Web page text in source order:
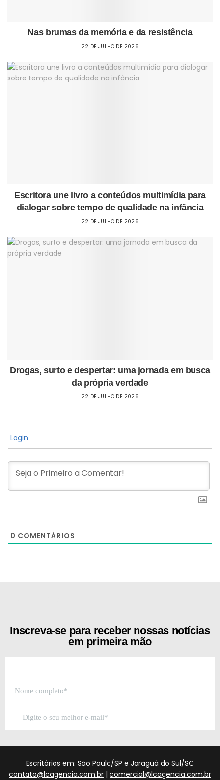
Nas brumas da memória e da resistência
22 DE JULHO DE 2026
Escritora une livro a conteúdos multimídia para
dialogar sobre tempo de qualidade na infância
22 DE JULHO DE 2026
Drogas, surto e despertar: uma jornada em busca
da própria verdade
22 DE JULHO DE 2026
Login
0 COMENTÁRIOS
Inscreva-se para receber nossas notícias
em primeira mão
Escritórios em: São Paulo/SP e Jaraguá do Sul/SC
contato@lcagencia.com.br | comercial@lcagencia.com.br